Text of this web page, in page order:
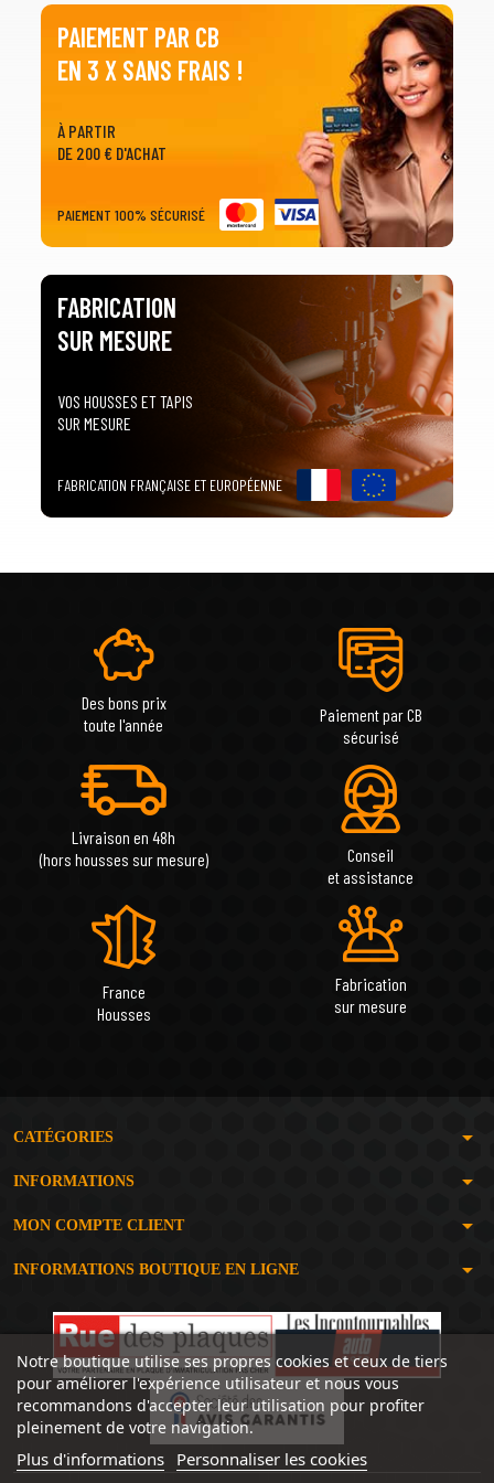
SÉLECTIONNEZ LA MARQUE DE VOTRE VÉHICULE
Toutes les marques
arrow_drop_down
PRÉCISEZ LE MODÈLE
arrow_drop_down
PAIEMENT PAR CB
EN 3 X SANS FRAIS !
À PARTIR
DE 200 € D'ACHAT
PAIEMENT 100% SÉCURISÉ
FABRICATION
SUR MESURE
VOS HOUSSES ET TAPIS
SUR MESURE
FABRICATION FRANÇAISE ET EUROPÉENNE
Des bons prix
toute l'année
Paiement par CB
sécurisé
Livraison en 48h
(hors housses sur mesure)
Conseil
et assistance
France
Housses
Fabrication
sur mesure
CATÉGORIES arrow_drop_down
INFORMATIONS arrow_drop_down
MON COMPTE CLIENT arrow_drop_down
INFORMATIONS BOUTIQUE EN LIGNE arrow_drop_down
Notre boutique utilise ses propres cookies et ceux de tiers
pour améliorer l'expérience utilisateur et nous vous
recommandons d'accepter leur utilisation pour profiter
pleinement de votre navigation.
Plus d'informations Personnaliser les cookies